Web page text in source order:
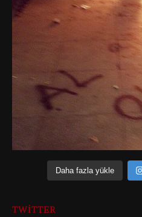
Daha fazla yükle
TWITTER